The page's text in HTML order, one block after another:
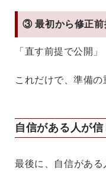
③ 最初から修正前
「直す前提で公開」
これだけで、準備の
自信がある人が
最後に、自信があ